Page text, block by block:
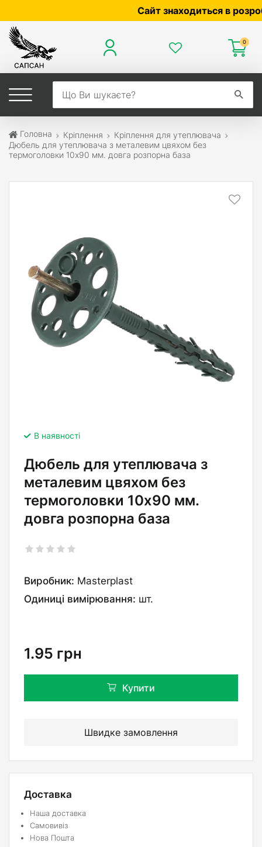
Сайт знаходиться в
0
Головна Кріплення
Кріплення для утеплювача
Дюбель для утеплювача з металевим цвяхом без
термоголовки 10х90 мм. довга розпорна база
В наявності
Дюбель для утеплювача з
металевим цвяхом без
термоголовки 10х90 мм.
довга розпорна база
Виробник: Masterplast
Одиниці вимірювання: шт.
1.95 грн
Купити
Швидке замовлення
Доставка
Наша доставка
Самовивіз
Нова Пошта